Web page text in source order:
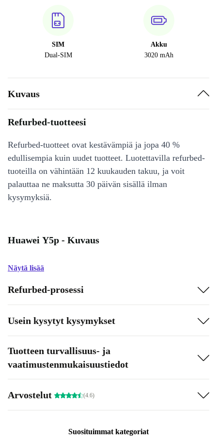
SIM
Dual-SIM
Akku
3020 mAh
Kuvaus
Refurbed-tuotteesi
Refurbed-tuotteet ovat kestävämpiä ja jopa 40 %
edullisempia kuin uudet tuotteet. Luotettavilla refurbed-
tuoteilla on vähintään 12 kuukauden takuu, ja voit
palauttaa ne maksutta 30 päivän sisällä ilman
kysymyksiä.
Huawei Y5p - Kuvaus
Näytä lisää
Refurbed-prosessi
Usein kysytyt kysymykset
Tuotteen turvallisuus- ja
vaatimustenmukaisuustiedot
Arvostelut (4.6)
Suosituimmat kategoriat